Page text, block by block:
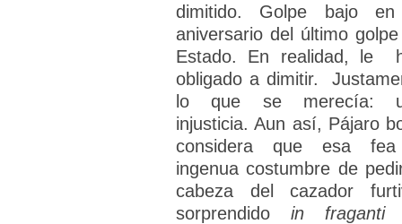
dimitido. Golpe bajo
aniversario del último
Estado. En realidad, le
obligado a dimitir.
lo que se merecía:
injusticia. Aun así, Pájaro
considera que esa
ingenua costumbre de
cabeza del cazador
sorprendido in